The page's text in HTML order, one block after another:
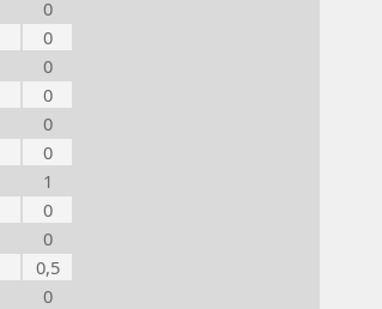
0
0
0
0
0
0
1
0
0
0,5
0